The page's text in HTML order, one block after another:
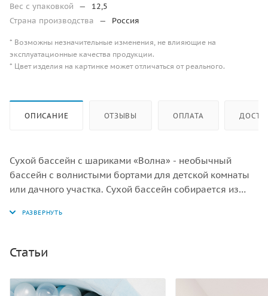
Вес с упаковкой
—
12,5
Страна производства
— Россия
* Возможны незначительные изменения, не влияющие на
эксплуатационные качества продукции.
* Цвет изделия на картинке может отличаться от реального.
ОПИСАНИЕ ОТЗЫВЫ ОПЛАТА
Сухой бассейн с шариками «Волна» - необычный
бассейн с волнистыми бортами для детской комнаты
или дачного участка. Сухой бассейн собирается из
помощью липучек. Мягкие бортики в форме волн и
обеспечивают малышу полный комфорт и
износостойкой винилискожей. Вместо воды такой
Статьи